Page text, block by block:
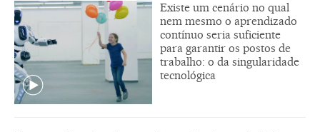
Existe um cenário no qual
nem mesmo o aprendizado
contínuo seria suficiente
para garantir os postos de
trabalho: o da singularidade
tecnológica